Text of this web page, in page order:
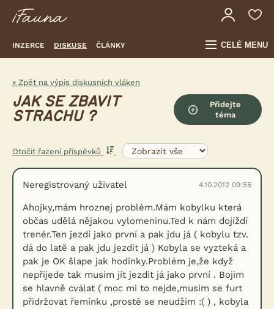
INZERCE DISKUSE ČLÁNKY CELÉ MENU
« Zpět na výpis diskusních vláken
JAK SE ZBAVIT
STRACHU ?
Přidejte
téma
Otočit řazení příspěvků
Neregistrovaný uživatel 4.10.2012 09:55
Ahojky,mám hroznej problém.Mám kobylku která
občas udělá nějakou vylomeninu.Ted k nám dojíždí
trenér.Ten jezdí jako první a pak jdu já ( kobylu tzv.
dá do latě a pak jdu jezdit já ) Kobyla se vyzteká a
pak je OK šlape jak hodinky.Problém je,že když
nepřijede tak musim jít jezdit já jako první . Bojim
se hlavně cválat ( moc mi to nejde,musim se furt
přidržovat řemínku ,prostě se neudžim :( ) , kobyla